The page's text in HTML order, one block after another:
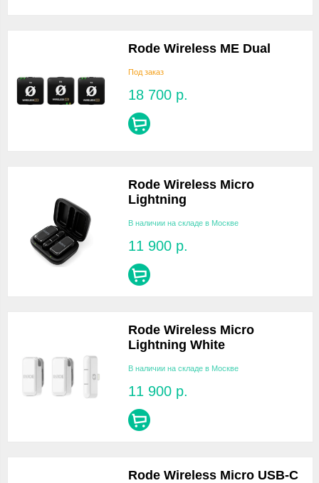
Rode Wireless ME Dual
Под заказ
18 700 р.
Rode Wireless Micro
Lightning
В наличии на складе в Москве
11 900 р.
Rode Wireless Micro
Lightning White
В наличии на складе в Москве
11 900 р.
Rode Wireless Micro USB-C